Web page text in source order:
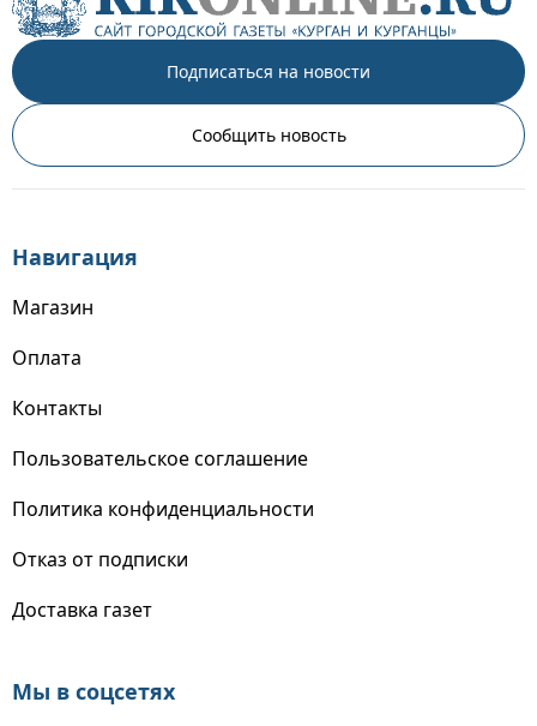
Подписаться на новости
Сообщить новость
Навигация
Магазин
Оплата
Контакты
Пользовательское соглашение
Политика конфиденциальности
Отказ от подписки
Доставка газет
Мы в соцсетях